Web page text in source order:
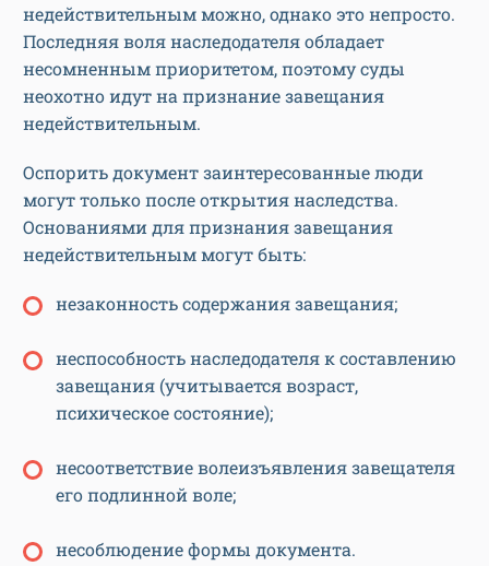
недействительным можно, однако это непросто.
Последняя воля наследодателя обладает
несомненным приоритетом, поэтому суды
неохотно идут на признание завещания
недействительным.
Оспорить документ заинтересованные люди
могут только после открытия наследства.
Основаниями для признания завещания
недействительным могут быть:
незаконность содержания завещания;
неспособность наследодателя к составлению
завещания (учитывается возраст,
психическое состояние);
несоответствие волеизъявления завещателя
его подлинной воле;
несоблюдение формы документа.